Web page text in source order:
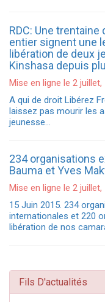
RDC: Une
entier signent une
libération de deux
Kinshasa depuis
Mise en ligne le 2 juillet,
A qui de droit Libérez
laissez pas mourir les
jeunesse…
234 organisations
Bauma et Yves
Mise en ligne le 2 juillet,
15 Juin 2015. 234
internationales et 220
libération de nos
Fils D'actualités